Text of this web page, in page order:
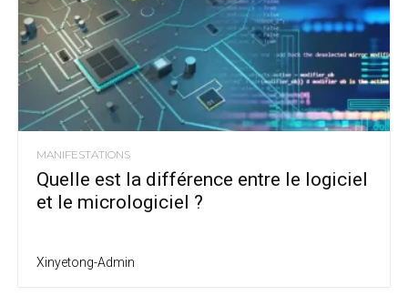
MANIFESTATIONS
Quelle est la différence entre le logiciel
et le micrologiciel ?
Xinyetong-Admin